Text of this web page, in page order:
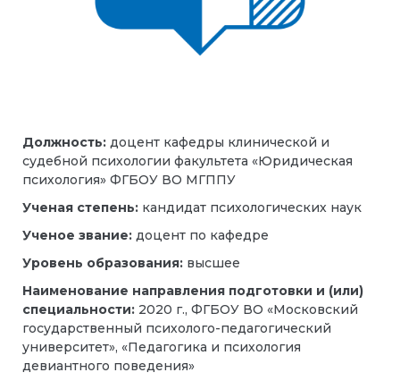
Должность: доцент кафедры клинической и
судебной психологии факультета «Юридическая
психология» ФГБОУ ВО МГППУ
Ученая степень: кандидат психологических наук
Ученое звание: доцент по кафедре
Уровень образования: высшее
Наименование направления подготовки и (или)
специальности: 2020 г., ФГБОУ ВО «Московский
государственный психолого-педагогический
университет», «Педагогика и психология
девиантного поведения»